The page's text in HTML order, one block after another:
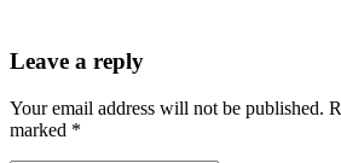
Leave a reply
Your email address will not be published.
marked *